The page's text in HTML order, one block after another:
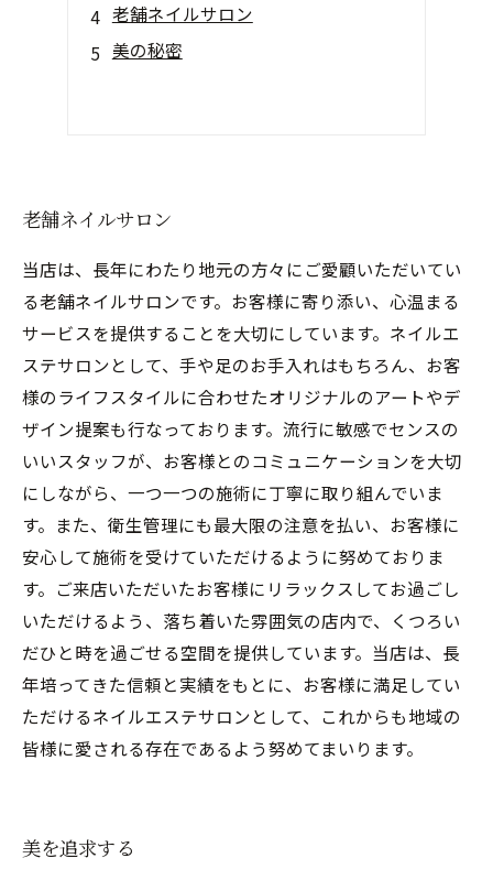
老舗ネイルサロン
美の秘密
老舗ネイルサロン
当店は、長年にわたり地元の方々にご愛顧いただいてい
る老舗ネイルサロンです。お客様に寄り添い、心温まる
サービスを提供することを大切にしています。ネイルエ
ステサロンとして、手や足のお手入れはもちろん、お客
様のライフスタイルに合わせたオリジナルのアートやデ
ザイン提案も行なっております。流行に敏感でセンスの
いいスタッフが、お客様とのコミュニケーションを大切
にしながら、一つ一つの施術に丁寧に取り組んでいま
す。また、衛生管理にも最大限の注意を払い、お客様に
安心して施術を受けていただけるように努めておりま
す。ご来店いただいたお客様にリラックスしてお過ごし
いただけるよう、落ち着いた雰囲気の店内で、くつろい
だひと時を過ごせる空間を提供しています。当店は、長
年培ってきた信頼と実績をもとに、お客様に満足してい
ただけるネイルエステサロンとして、これからも地域の
皆様に愛される存在であるよう努めてまいります。
美を追求する